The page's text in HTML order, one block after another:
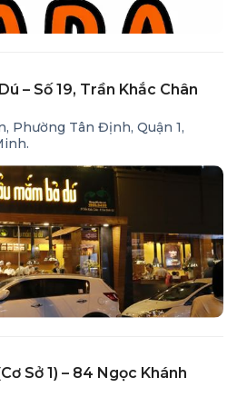
– Số 19, Trần Khắc Chân
Phường Tân Định, Quận 1,
Sở 1) – 84 Ngọc Khánh